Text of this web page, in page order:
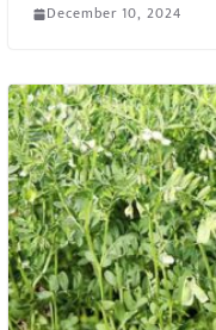
December 10, 2024